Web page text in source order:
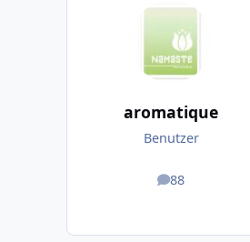
aromatique
Benutzer
88
Beiträge